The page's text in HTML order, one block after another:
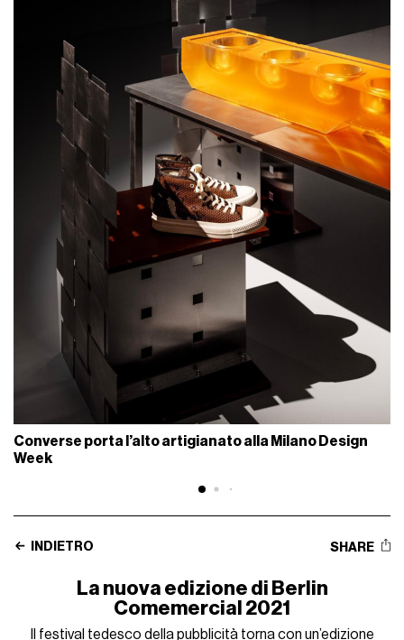
Converse porta l’alto artigianato alla Milano Design
Week
INDIETRO SHARE
La nuova edizione di Berlin
Comemercial 2021
Il festival tedesco della pubblicità torna con un’edizione